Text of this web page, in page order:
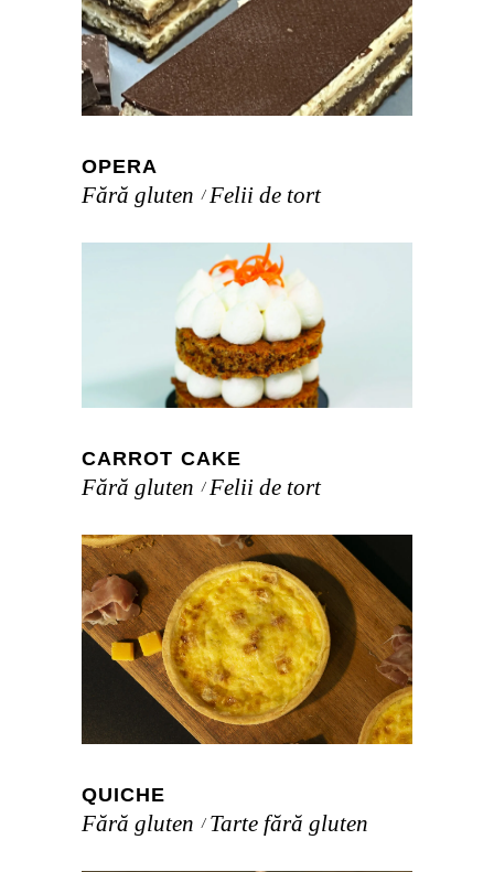
OPERA
Fără gluten Felii de tort
CARROT CAKE
Fără gluten Felii de tort
QUICHE
Fără gluten Tarte fără gluten